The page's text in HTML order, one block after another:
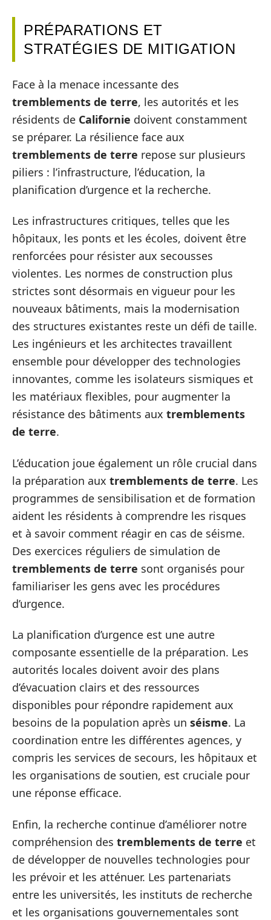
PRÉPARATIONS ET
STRATÉGIES DE MITIGATION
Face à la menace incessante des
tremblements de terre, les autorités et les
résidents de Californie doivent constamment
se préparer. La résilience face aux
tremblements de terre repose sur plusieurs
piliers : l’infrastructure, l’éducation, la
planification d’urgence et la recherche.
Les infrastructures critiques, telles que les
hôpitaux, les ponts et les écoles, doivent être
renforcées pour résister aux secousses
violentes. Les normes de construction plus
strictes sont désormais en vigueur pour les
nouveaux bâtiments, mais la modernisation
des structures existantes reste un défi de taille.
Les ingénieurs et les architectes travaillent
ensemble pour développer des technologies
innovantes, comme les isolateurs sismiques et
les matériaux flexibles, pour augmenter la
résistance des bâtiments aux tremblements
de terre.
L’éducation joue également un rôle crucial dans
la préparation aux tremblements de terre. Les
programmes de sensibilisation et de formation
aident les résidents à comprendre les risques
et à savoir comment réagir en cas de séisme.
Des exercices réguliers de simulation de
tremblements de terre sont organisés pour
familiariser les gens avec les procédures
d’urgence.
La planification d’urgence est une autre
composante essentielle de la préparation. Les
autorités locales doivent avoir des plans
d’évacuation clairs et des ressources
disponibles pour répondre rapidement aux
besoins de la population après un séisme. La
coordination entre les différentes agences, y
compris les services de secours, les hôpitaux et
les organisations de soutien, est cruciale pour
une réponse efficace.
Enfin, la recherche continue d’améliorer notre
compréhension des tremblements de terre et
de développer de nouvelles technologies pour
les prévoir et les atténuer. Les partenariats
entre les universités, les instituts de recherche
et les organisations gouvernementales sont